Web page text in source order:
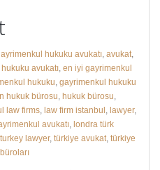
hukuku avukatı avukat
avukatı en iyi gayrimenkul
hukuku gayrimenkul hukuku
hukuk bürosu hukuk bürosu
law firms law firm istanbul lawyer,
avukatı londra türk
turkey lawyer, türkiye avukat türkiye